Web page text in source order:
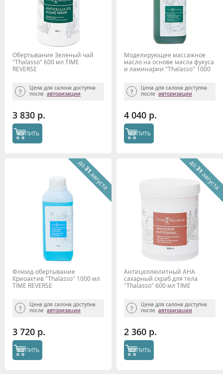
Обертывание Зеленый чай
"Thalasso" 600 мл TIME
REVERSE
Цена для салона доступна
после авторизации
3 830 р.
КУПИТЬ
Моделирующее массажное
масло на основе масла фукуса
и ламинарии "Thalasso" 1000
Цена для салона доступна
после авторизации
4 040 р.
КУПИТЬ
Флюид-обертывание
Криоактив "Thalasso" 1000 мл
TIME REVERSE
Цена для салона доступна
после авторизации
3 720 р.
КУПИТЬ
до31августа
Антицеллюлитный AHA
сахарный скраб для тела
"Thalasso" 600 мл TIME
Цена для салона доступна
после авторизации
2 360 р.
КУПИТЬ
до31августа